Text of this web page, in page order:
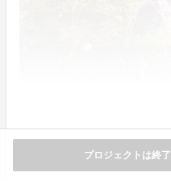
プロジェクトは終